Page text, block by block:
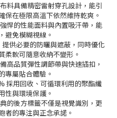
布料具備精密雷射穿孔設計，能引
保在極限高溫下依然維持乾爽。
悍的性能面料與內置吸汗帶，能
避免模糊視線。
提供必要的防曬與遮蔽，同時優化
柔軟可隨意收納不變形。
高品質彈性調節帶與快速插扣，
專屬貼合體驗。
採用回收、可循環利用的聚酯纖
性與環境保護。
的後方標籤不僅是視覺識別，更
者的專注與正念承諾。